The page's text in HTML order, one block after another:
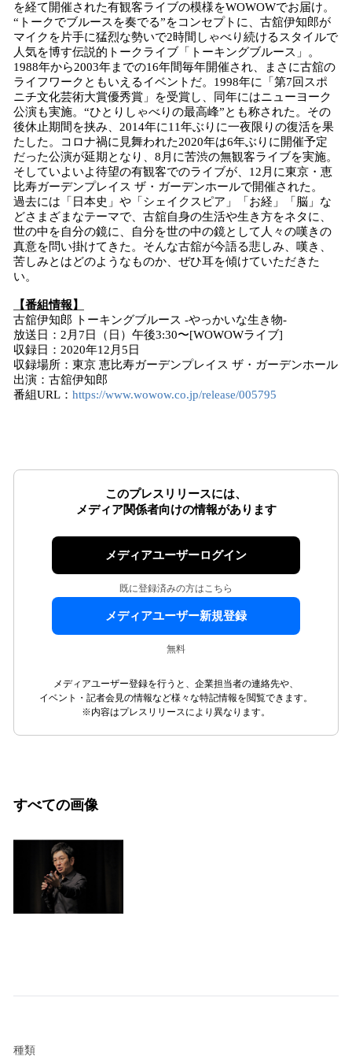
を経て開催された有観客ライブの模様をWOWOWでお届け。
“トークでブルースを奏でる”をコンセプトに、古舘伊知郎が
マイクを片手に猛烈な勢いで2時間しゃべり続けるスタイルで
人気を博す伝説的トークライブ「トーキングブルース」。
1988年から2003年までの16年間毎年開催され、まさに古舘の
ライフワークともいえるイベントだ。1998年に「第7回スポ
ニチ文化芸術大賞優秀賞」を受賞し、同年にはニューヨーク
公演も実施。“ひとりしゃべりの最高峰”とも称された。その
後休止期間を挟み、2014年に11年ぶりに一夜限りの復活を果
たした。コロナ禍に見舞われた2020年は6年ぶりに開催予定
だった公演が延期となり、8月に苦渋の無観客ライブを実施。
そしていよいよ待望の有観客でのライブが、12月に東京・恵
比寿ガーデンプレイス ザ・ガーデンホールで開催された。
過去には「日本史」や「シェイクスピア」「お経」「脳」な
どさまざまなテーマで、古舘自身の生活や生き方をネタに、
世の中を自分の鏡に、自分を世の中の鏡として人々の嘆きの
真意を問い掛けてきた。そんな古舘が今語る悲しみ、嘆き、
苦しみとはどのようなものか、ぜひ耳を傾けていただきた
い。
【番組情報】
古舘伊知郎 トーキングブルース -やっかいな生き物-
放送日：2月7日（日）午後3:30〜[WOWOWライブ]
収録日：2020年12月5日
収録場所：東京 恵比寿ガーデンプレイス ザ・ガーデンホール
出演：古舘伊知郎
番組URL： https://www.wowow.co.jp/release/005795
このプレスリリースには、
メディア関係者向けの情報があります
メディアユーザーログイン
既に登録済みの方はこちら
メディアユーザー新規登録
無料
メディアユーザー登録を行うと、企業担当者の連絡先や、
イベント・記者会見の情報など様々な特記情報を閲覧できます。
※内容はプレスリリースにより異なります。
すべての画像
種類